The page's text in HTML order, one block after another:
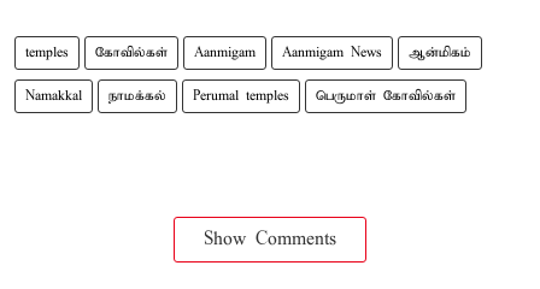
temples கோவில்கள் Aanmigam Aanmigam News ஆன்மிகம்
Namakkal நாமக்கல் Perumal temples பெருமாள் கோவில்கள்
Show Comments